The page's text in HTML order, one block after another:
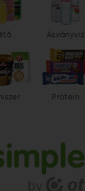
Ásványvíz
Protein